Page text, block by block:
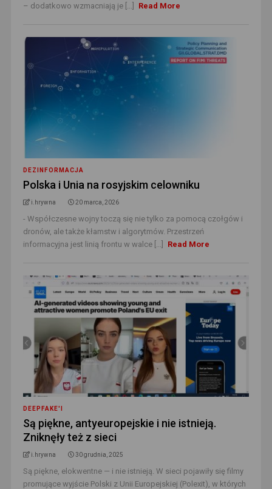
– dodatkowo wzmacniają je [...]
Read More
DEZINFORMACJA
Polska i Unia na rosyjskim celowniku
i.hrywna 20 marca, 2026
- Współczesne wojny toczą się nie tylko za pomocą czołgów i
dronów, ale także kłamstw i algorytmów. Przestrzeń
informacyjna jest linią frontu w walce [...]
Read More
DEEPFAKE'I
Są piękne, antyeuropejskie i nie istnieją.
Zniknęły też z sieci
i.hrywna 30 grudnia, 2025
Są piękne, elokwentne — i nie istnieją. W sieci pojawiły się filmy
promujące wyjście Polski z Unii Europejskiej (Polexit), w których